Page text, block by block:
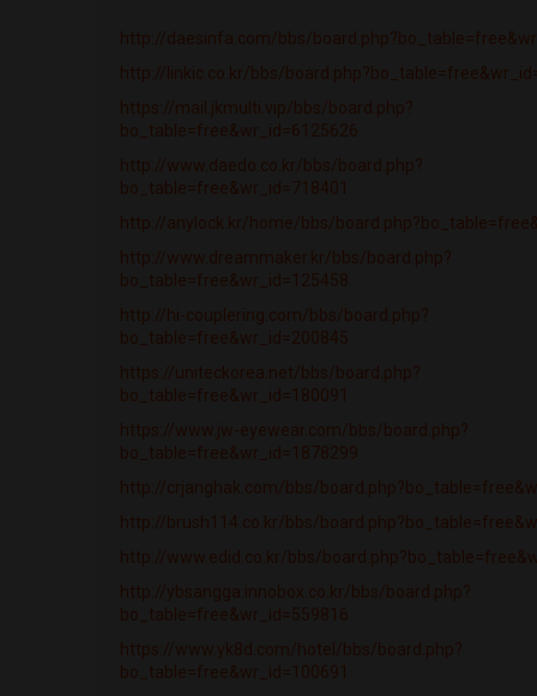
http://daesinfa.com/bbs/
http://linkic.co.kr/bbs/
https://mail.jkmulti.vip/bbs/board.php?
bo_table=free&wr_id=6125626
http://www.daedo.co.kr/bbs/board.php?
bo_table=free&wr_id=718401
http://anylock.kr/home/bbs/
http://www.dreammaker.kr/bbs/board.php?
bo_table=free&wr_id=125458
http://hi-couplering.com/bbs/board.php?
bo_table=free&wr_id=200845
https://uniteckorea.net/bbs/board.php?
bo_table=free&wr_id=180091
https://www.jw-eyewear.com/bbs/board.php?
bo_table=free&wr_id=1878299
http://crjanghak.com/bbs/
http://brush114.co.kr/bbs/
http://www.edid.co.kr/bbs/
http://ybsangga.innobox.co.kr/bbs/board.php?
bo_table=free&wr_id=559816
https://www.yk8d.com/hotel/bbs/board.php?
bo_table=free&wr_id=100691